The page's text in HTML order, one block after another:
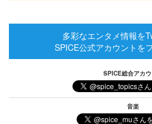
多彩なエンタメ情報を
SPICE公式アカウントを
SPICE総合アカウ
音楽